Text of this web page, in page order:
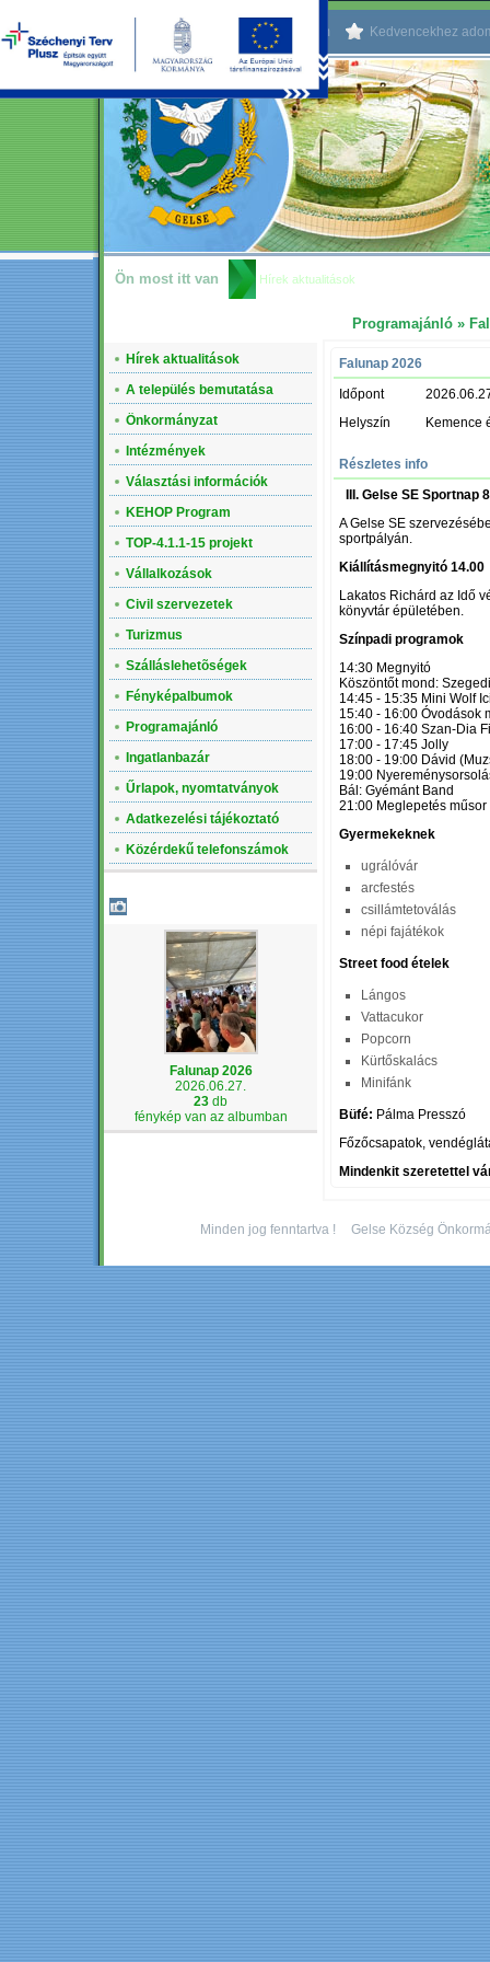
Kezdőlapnak beállítom Kedvencekhez
Ön most itt van Hírek aktualitások
Hírek aktualitások
A település bemutatása
Önkormányzat
Intézmények
Választási információk
KEHOP Program
TOP-4.1.1-15 projekt
Vállalkozások
Civil szervezetek
Turizmus
Szálláslehetõségek
Fényképalbumok
Programajánló
Ingatlanbazár
Űrlapok, nyomtatványok
Adatkezelési tájékoztató
Közérdekű telefonszámok
Falunap 2026
2026.06.27.
23 db
fénykép van az albumban
Programajánló »
Falunap 2026
Időpont
Helyszín
Kemence
Részletes info
III. Gelse SE Sportnap
A Gelse SE
sportpályán.
Kiállításmegnyitó 14.00
Lakatos Richárd az Idő
könyvtár épületében.
Színpadi programok
14:30 Megnyitó
Köszöntőt mond:
14:45 - 15:35 Mini Wolf
15:40 - 16:00 Óvodások
16:00 - 16:40 Szan-Dia
17:00 - 17:45 Jolly
18:00 - 19:00 Dávid
19:00
Bál: Gyémánt Band
21:00 Meglepetés műsor
Gyermekeknek
ugrálóvár
arcfestés
csillámtetoválás
népi fajátékok
Street food ételek
Lángos
Vattacukor
Popcorn
Kürtőskalács
Minifánk
Büfé: Pálma Presszó
Főzőcsapatok,
Mindenkit szeretettel
Minden jog fenntartva ! Gelse Község